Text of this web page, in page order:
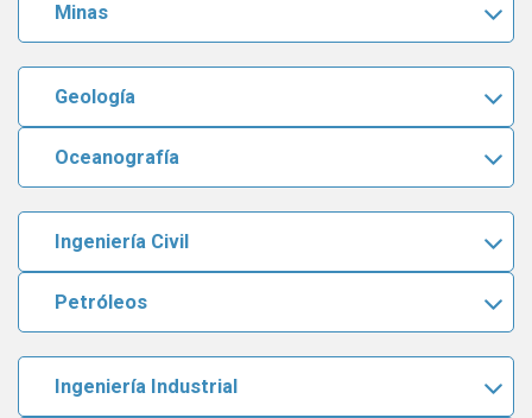
Minas
Geología
Oceanografía
Ingeniería Civil
Petróleos
Ingeniería Industrial